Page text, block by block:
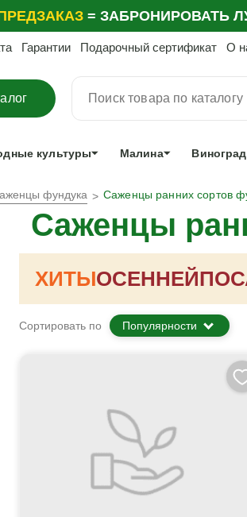
= ЗАБРОНИРОВАТЬ
Гарантии Подарочный сертификат О
культуры Малина Виноград
фундука Саженцы ранних сортов
Саженцы
ХИТЫОСЕННЕЙ
Сортировать по Популярности